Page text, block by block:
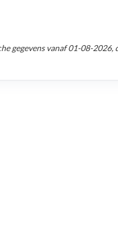
gegevens vanaf01-08-2026,